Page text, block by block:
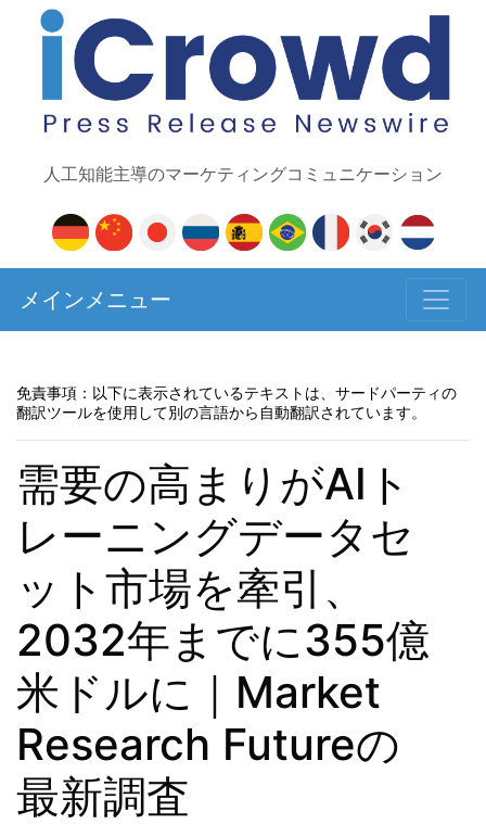
人工知能主導のマーケティングコミュニケーション
メインメニュー
免責事項：以下に表示されているテキストは、サードパーティの
翻訳ツールを使用して別の言語から自動翻訳されています。
需要の高まりがAIト
レーニングデータセ
ット市場を牽引、
2032年までに355億
米ドルに｜Market
Research Futureの
最新調査